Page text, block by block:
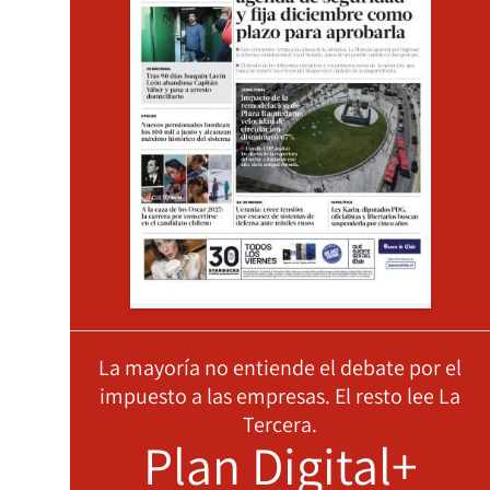
La mayoría no entiende el debate por el
impuesto a las empresas. El resto lee La
Tercera.
Plan Digital+